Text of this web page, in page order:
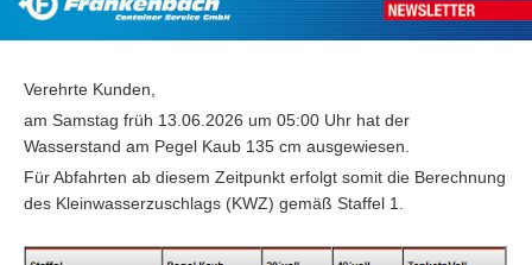
Verehrte Kunden,
am Samstag früh 13.06.2026 um 05:00 Uhr hat der
Wasserstand am Pegel Kaub 135 cm ausgewiesen.
Für Abfahrten ab diesem Zeitpunkt erfolgt somit die Berechnung
des Kleinwasserzuschlags (KWZ) gemäß Staffel 1.